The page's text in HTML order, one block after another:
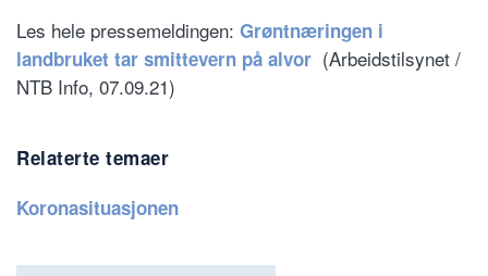
Les hele pressemeldingen: Grøntnæringen i
landbruket tar smittevern på alvor (Arbeidstilsynet /
NTB Info, 07.09.21)
Relaterte temaer
Koronasituasjonen